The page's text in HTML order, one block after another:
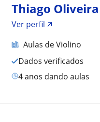
Thiago
Ver perfil
Aulas de Violino
Dados verificados
4 anos dando aulas